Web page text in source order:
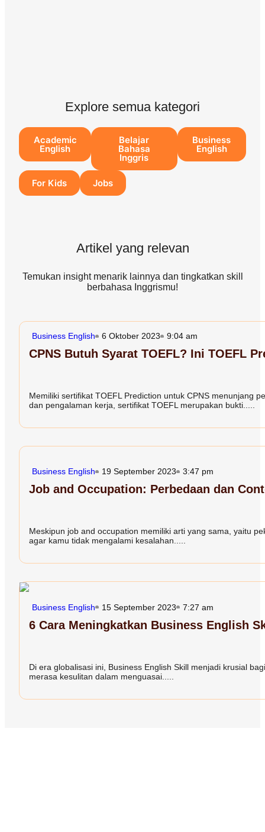
Explore semua kategori
Academic
English
Belajar
Bahasa
Inggris
Business
English
For Kids Jobs
Artikel yang relevan
Temukan insight menarik lainnya dan tingkatkan skill
berbahasa Inggrismu!
Business English 6 Oktober 2023 9:04 am
CPNS Butuh Syarat TOEFL? Ini TOEFL
Memiliki sertifikat TOEFL Prediction untuk CPNS menunjang
dan pengalaman kerja, sertifikat TOEFL merupakan bukti.....
Business English 19 September 2023 3:47 pm
Job and Occupation: Perbedaan dan
Meskipun job and occupation memiliki arti yang sama, yaitu
agar kamu tidak mengalami kesalahan.....
Business English 15 September 2023 7:27 am
6 Cara Meningkatkan Business English
Di era globalisasi ini, Business English Skill menjadi krusial
merasa kesulitan dalam menguasai.....